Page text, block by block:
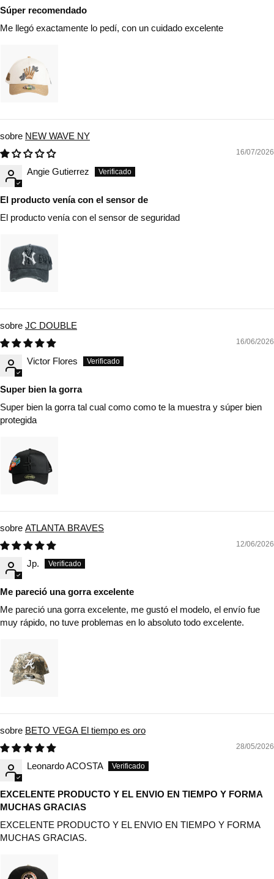
Súper recomendado
Me llegó exactamente lo pedí, con un cuidado excelente
NEW WAVE NY
16/07/2026
Angie Gutierrez
El producto venía con el sensor de
El producto venía con el sensor de seguridad
JC DOUBLE
16/06/2026
Victor Flores
Super bien la gorra
Super bien la gorra tal cual como como te la muestra y súper bien
protegida
ATLANTA BRAVES
12/06/2026
Jp.
Me pareció una gorra excelente
Me pareció una gorra excelente, me gustó el modelo, el envío fue
muy rápido, no tuve problemas en lo absoluto todo excelente.
BETO VEGA El tiempo es oro
28/05/2026
Leonardo ACOSTA
EXCELENTE PRODUCTO Y EL ENVIO EN TIEMPO Y FORMA
MUCHAS GRACIAS
EXCELENTE PRODUCTO Y EL ENVIO EN TIEMPO Y FORMA
MUCHAS GRACIAS.